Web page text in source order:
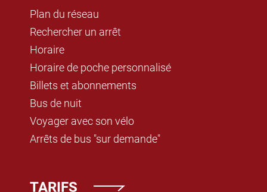
Plan du réseau
Rechercher un arrêt
Horaire
Horaire de poche personnalisé
Billets et abonnements
Bus de nuit
Voyager avec son vélo
Arrêts de bus "sur demande"
TARIFS